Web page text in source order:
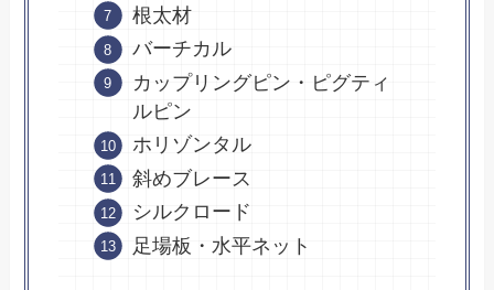
根太材
バーチカル
カップリングピン・ピグティ
ルピン
ホリゾンタル
斜めブレース
シルクロード
足場板・水平ネット